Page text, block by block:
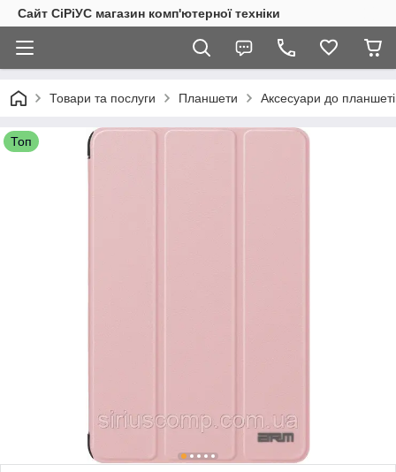
Сайт СiРiУС магазин комп'ютерної техніки
Товари та послуги Планшети Аксесуари до
Топ